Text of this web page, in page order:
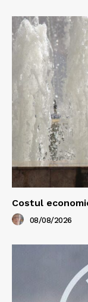
Costul
08/08/2026